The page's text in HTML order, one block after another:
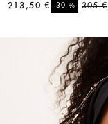
305 €
-30 %
213,50 €